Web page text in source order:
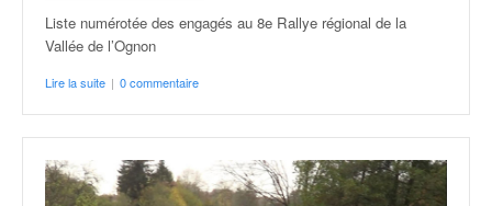
Liste numérotée des engagés au 8e Rallye régional de la
Vallée de l’Ognon
Lire la suite | 0 commentaire